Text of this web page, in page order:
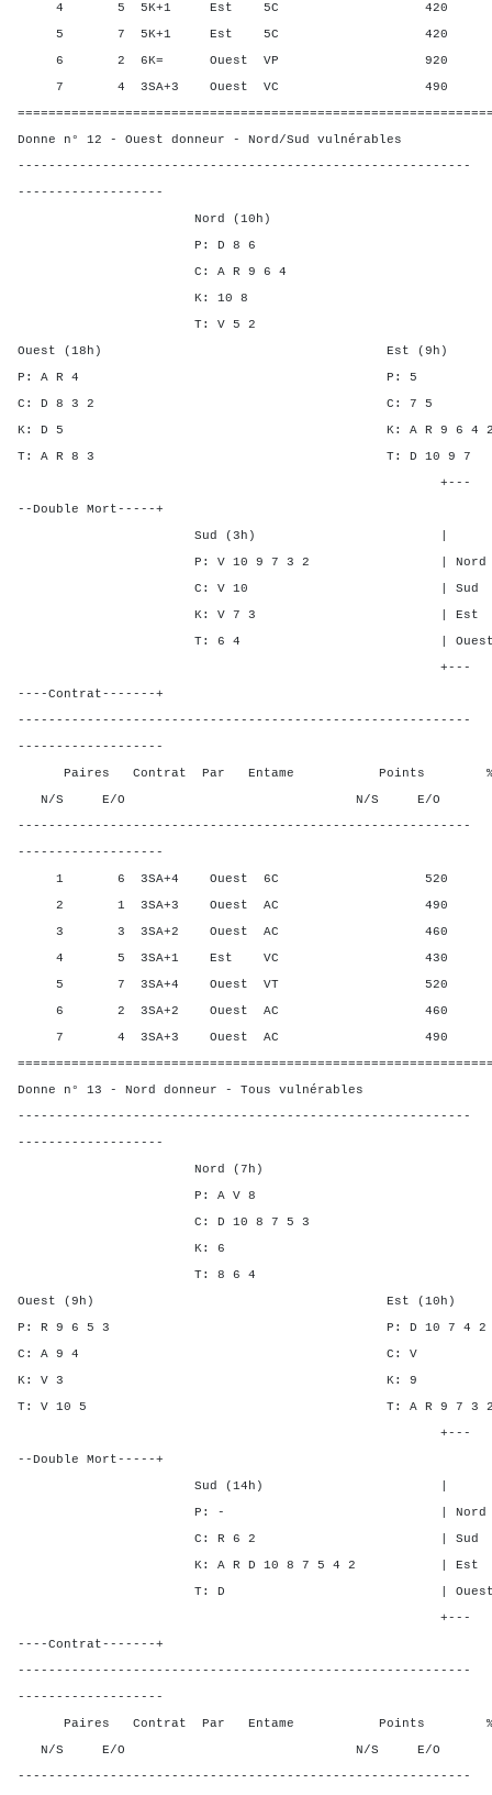
4 5 5K+1 Est 5C 420
5 7 5K+1 Est 5C 420
6 2 6K= Ouest VP 920
7 4 3SA+3 Ouest VC 490
Donne n° 12 - Ouest donneur - Nord/Sud vulnérables
-----------------------------------------------------------
-------------------
Nord (10h)
P: D 8 6
C: A R 9 6 4
K: 10 8
T: V 5 2
Ouest (18h) Est (9h)
P: A R 4 P:
C: D 8 3 2 C:
K: D 5 K: A R 9 6
T: A R 8 3 T: D 10
+---
--Double Mort-----+
Sud (3h) | SA P C
P: V 10 9 7 3 2 | Nord -
C: V 10 | Sud - 1
K: V 7 3 | Est 4 -
T: 6 4 | Ouest 5 -
+---
----Contrat-------+
-----------------------------------------------------------
-------------------
Paires Contrat Par Entame Points %
N/S E/O N/S E/O N/
-----------------------------------------------------------
-------------------
1 6 3SA+4 Ouest 6C 520
2 1 3SA+3 Ouest AC 490
3 3 3SA+2 Ouest AC 460
4 5 3SA+1 Est VC 430
5 7 3SA+4 Ouest VT 520
6 2 3SA+2 Ouest AC 460
7 4 3SA+3 Ouest AC 490
Donne n° 13 - Nord donneur - Tous vulnérables
-----------------------------------------------------------
-------------------
Nord (7h)
P: A V 8
C: D 10 8 7 5 3
K: 6
T: 8 6 4
Ouest (9h) Est (10h)
P: R 9 6 5 3 P: D 10 7
C: A 9 4 C:
K: V 3 K:
T: V 10 5 T: A R 9 7
+---
--Double Mort-----+
Sud (14h) | SA P
P: - | Nord - - 4
C: R 6 2 | Sud - -
K: A R D 10 8 7 5 4 2 | Est
T: D | Ouest - 5
+---
----Contrat-------+
-----------------------------------------------------------
-------------------
Paires Contrat Par Entame Points %
N/S E/O N/S E/O N/
-----------------------------------------------------------